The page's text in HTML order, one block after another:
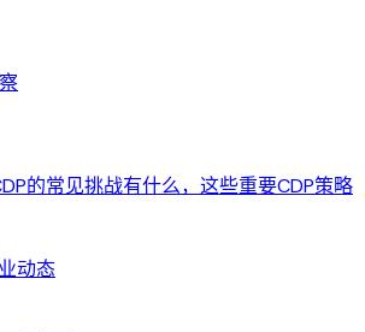
的常见挑战有什么，这些重要CDP策略
动态